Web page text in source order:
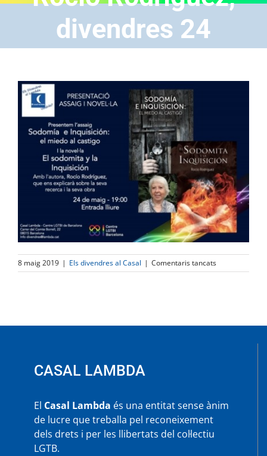
divendres 24
8 maig 2019 | Els divendres al Casal | Comentaris tancatsa
«Sodomía
al
inquisición»
de
CASAL LAMBDA
El Casal Lambda és una entitat sense ànim
de lucre que treballa pel reconeixement
dels drets i per les llibertats del col·lectiu
LGTB.